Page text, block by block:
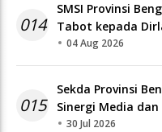
014
SMSI Provinsi
Tabot kepada
04 Aug 2026
015
Sekda Provinsi
Sinergi Media
30 Jul 2026